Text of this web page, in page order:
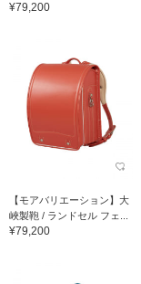
¥79,200
【モアバリエーション】大
峽製鞄 / ランドセル フェ...
¥79,200